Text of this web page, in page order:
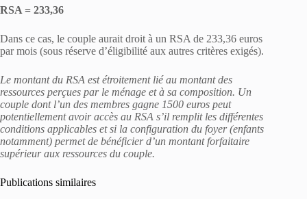
RSA = 233,36
Dans ce cas, le couple aurait droit à un RSA de 233,36 euros
par mois (sous réserve d’éligibilité aux autres critères exigés).
Le montant du RSA est étroitement lié au montant des
ressources perçues par le ménage et à sa composition. Un
couple dont l’un des membres gagne 1500 euros peut
potentiellement avoir accès au RSA s’il remplit les différentes
conditions applicables et si la configuration du foyer (enfants
notamment) permet de bénéficier d’un montant forfaitaire
supérieur aux ressources du couple.
Publications similaires